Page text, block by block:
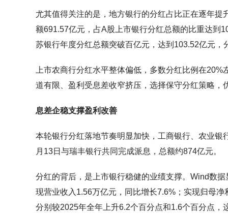
尤其值得关注的是，地方银行的分红占比正在逐年
额691.57亿元，占A股上市银行分红总额的比重达到
苏银行年度分红总额突破百亿元，达到103.52亿元，
上市农商行分红水平整体偏低，多数分红比例在
道有限、盈利受息差收窄挤压，选择保守分红策略，
息差企稳支撑盈利改善
本轮银行分红落地节奏明显加快，工商银行、农业
月13日与瑞丰银行共同完成派息，总额约874亿元。
分红的背后，是上市银行稳健的业绩支撑。Wind数
现营业收入1.56万亿元，同比增长7.6%；实现归母
分别较2025年全年上升6.2个百分点和1.6个百分点